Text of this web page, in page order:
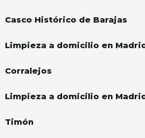
Casco Histórico de Barajas
Limpieza a domicilio en
Corralejos
Limpieza a domicilio en
Timón